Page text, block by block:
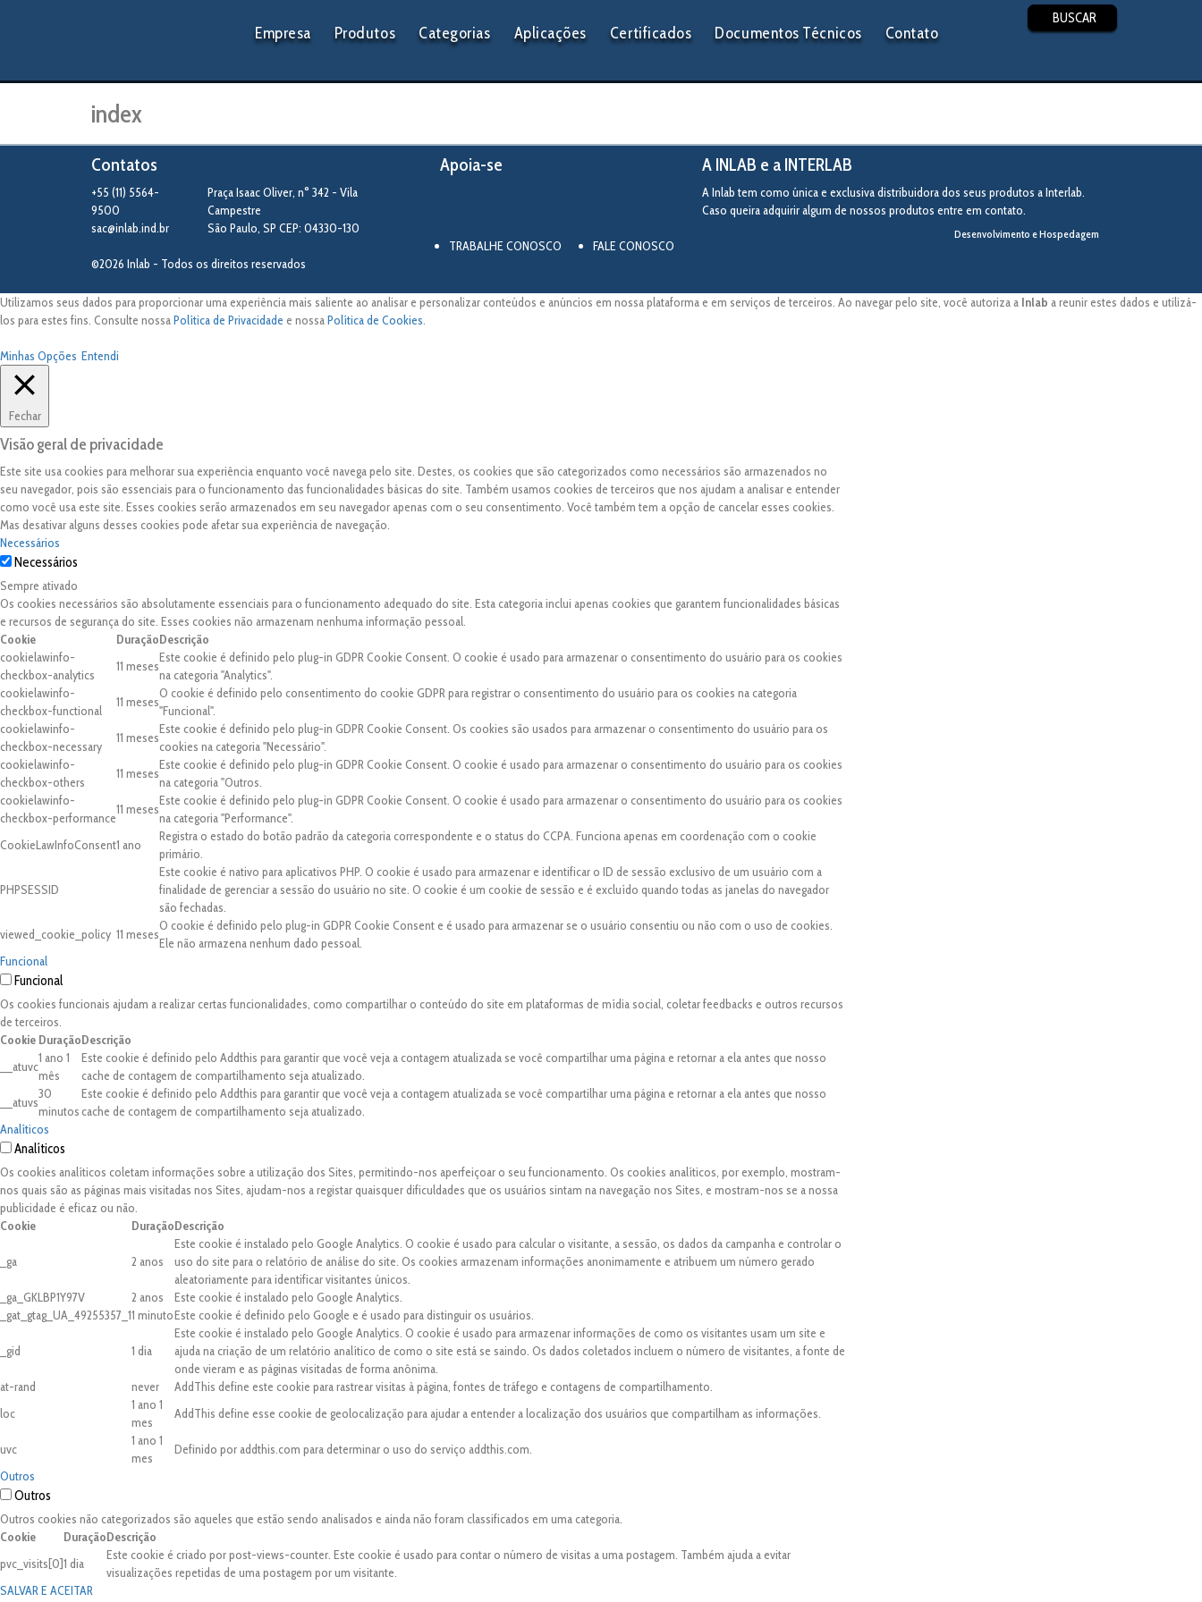
BUSCAR
Empresa Produtos Categorias Aplicações Certificados Documentos Técnicos Contato
index
Contatos
+55 (11) 5564-
9500
sac@inlab.ind.br
Praça Isaac Oliver, n° 342 - Vila
Campestre
São Paulo SP CEP: 04330-130
Apoia-se A INLAB e a INTERLAB
A Inlab tem como única e exclusiva distribuidora dos seus produtos a Interlab.
Caso queira adquirir algum de nossos produtos entre em contato.
TRABALHE CONOSCO
FALE CONOSCO
©2026 Inlab - Todos os direitos reservados
Desenvolvimento e Hospedagem
Utilizamos seus dados para proporcionar uma experiência mais saliente ao analisar e personalizar conteúdos e anúncios em nossa plataforma e em serviços de terceiros. Ao navegar pelo site, você autoriza a Inlab a reunir estes dados e utilizá-
los para estes fins. Consulte nossaPolítica de Privacidade e nossaPolítica de Cookies
Minhas Opções Entendi
Fechar
Visão geral de privacidade
Este site usa cookies para melhorar sua experiência enquanto você navega pelo site. Destes, os cookies que são categorizados como necessários são armazenados no
seu navegador, pois são essenciais para o funcionamento das funcionalidades básicas do site. Também usamos cookies de terceiros que nos ajudam a analisar e entender
como você usa este site. Esses cookies serão armazenados em seu navegador apenas com o seu consentimento. Você também tem a opção de cancelar esses cookies.
Mas desativar alguns desses cookies pode afetar sua experiência de navegação.
Necessários
Necessários
Sempre ativado
Os cookies necessários são absolutamente essenciais para o funcionamento adequado do site. Esta categoria inclui apenas cookies que garantem funcionalidades básicas
e recursos de segurança do site. Esses cookies não armazenam nenhuma informação pessoal.
Cookie
DuraçãoDescrição
cookielawinfo-
checkbox-analytics
11 meses
Este cookie é definido pelo plug-in GDPR Cookie Consent. O cookie é usado para armazenar o consentimento do usuário para os cookies
na categoria "Analytics".
cookielawinfo-
checkbox-functional
11 meses
O cookie é definido pelo consentimento do cookie GDPR para registrar o consentimento do usuário para os cookies na categoria
"Funcional".
cookielawinfo-
checkbox-necessary
11 meses
Este cookie é definido pelo plug-in GDPR Cookie Consent. Os cookies são usados para armazenar o consentimento do usuário para os
cookies na categoria "Necessário".
cookielawinfo-
checkbox-others
11 meses
Este cookie é definido pelo plug-in GDPR Cookie Consent. O cookie é usado para armazenar o consentimento do usuário para os cookies
na categoria "Outros.
cookielawinfo-
checkbox-performance
11 meses
Este cookie é definido pelo plug-in GDPR Cookie Consent. O cookie é usado para armazenar o consentimento do usuário para os cookies
na categoria "Performance".
CookieLawInfoConsent1 ano
Registra o estado do botão padrão da categoria correspondente e o status do CCPA. Funciona apenas em coordenação com o cookie
primário.
PHPSESSID
Este cookie é nativo para aplicativos PHP. O cookie é usado para armazenar e identificar o ID de sessão exclusivo de um usuário com a
finalidade de gerenciar a sessão do usuário no site. O cookie é um cookie de sessão e é excluído quando todas as janelas do navegador
são fechadas.
viewed_cookie_policy 11 meses
O cookie é definido pelo plug-in GDPR Cookie Consent e é usado para armazenar se o usuário consentiu ou não com o uso de cookies.
Ele não armazena nenhum dado pessoal.
Funcional
Funcional
Os cookies funcionais ajudam a realizar certas funcionalidades, como compartilhar o conteúdo do site em plataformas de mídia social, coletar feedbacks e outros recursos
de terceiros.
Cookie DuraçãoDescrição
__atuvc
1 ano 1
mês
Este cookie é definido pelo Addthis para garantir que você veja a contagem atualizada se você compartilhar uma página e retornar a ela antes que nosso
cache de contagem de compartilhamento seja atualizado.
__atuvs
30
minutos
Este cookie é definido pelo Addthis para garantir que você veja a contagem atualizada se você compartilhar uma página e retornar a ela antes que nosso
cache de contagem de compartilhamento seja atualizado.
Analíticos
Analíticos
Os cookies analíticos coletam informações sobre a utilização dos Sites, permitindo-nos aperfeiçoar o seu funcionamento. Os cookies analíticos, por exemplo, mostram-
nos quais são as páginas mais visitadas nos Sites, ajudam-nos a registar quaisquer dificuldades que os usuários sintam na navegação nos Sites, e mostram-nos se a nossa
publicidade é eficaz ou não.
Cookie
DuraçãoDescrição
_ga 2 anos
Este cookie é instalado pelo Google Analytics. O cookie é usado para calcular o visitante, a sessão, os dados da campanha e controlar o
uso do site para o relatório de análise do site. Os cookies armazenam informações anonimamente e atribuem um número gerado
aleatoriamente para identificar visitantes únicos.
_ga_GKLBP1Y97V
2 anos
Este cookie é instalado pelo Google Analytics.
_gat_gtag_UA_49255357_11 minutoEste cookie é definido pelo Google e é usado para distinguir os usuários.
_gid 1 dia
Este cookie é instalado pelo Google Analytics. O cookie é usado para armazenar informações de como os visitantes usam um site e
ajuda na criação de um relatório analítico de como o site está se saindo. Os dados coletados incluem o número de visitantes, a fonte de
onde vieram e as páginas visitadas de forma anônima.
at-rand
never
AddThis define este cookie para rastrear visitas à página, fontes de tráfego e contagens de compartilhamento.
loc
1 ano 1
mes
AddThis define esse cookie de geolocalização para ajudar a entender a localização dos usuários que compartilham as informações.
uvc
1 ano 1
mes
Definido por addthis.com para determinar o uso do serviço addthis.com.
Outros
Outros
Outros cookies não categorizados são aqueles que estão sendo analisados e ainda não foram classificados em uma categoria.
Cookie
DuraçãoDescrição
pvc_visits[0]1 dia
Este cookie é criado por post-views-counter. Este cookie é usado para contar o número de visitas a uma postagem. Também ajuda a evitar
visualizações repetidas de uma postagem por um visitante.
SALVAR E ACEITAR